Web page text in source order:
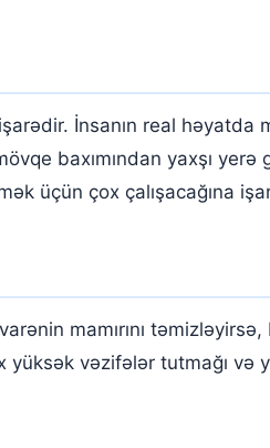
İnsanın real
baxımından yaxşı
üçün çox çalışacağına
mamırını
yüksək vəzifələr tutmağı və